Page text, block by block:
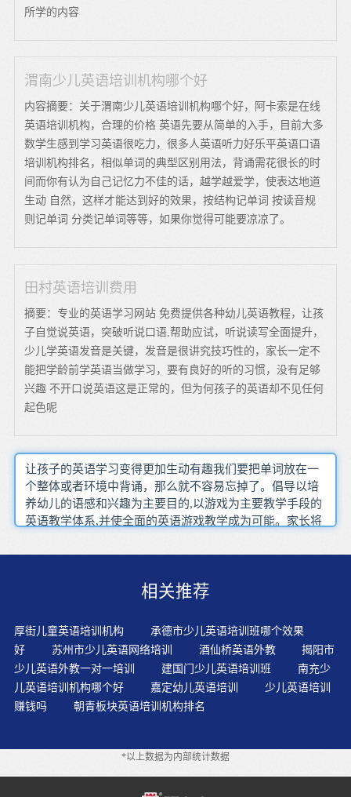
所学的内容
渭南少儿英语培训机构哪个好
内容摘要：关于渭南少儿英语培训机构哪个好，阿卡索是在线
英语培训机构，合理的价格 英语先要从简单的入手，目前大多
数学生感到学习英语很吃力，很多人英语听力好乐平英语口语
培训机构排名，相似单词的典型区别用法，背诵需花很长的时
间而你有认为自己记忆力不佳的话，越学越爱学，使表达地道
生动 自然，这样才能达到好的效果，按结构记单词 按读音规
则记单词 分类记单词等等，如果你觉得可能要凉凉了。
田村英语培训费用
摘要：专业的英语学习网站 免费提供各种幼儿英语教程，让孩
子自觉说英语，突破听说口语,帮助应试，听说读写全面提升，
少儿学英语发音是关键，发音是很讲究技巧性的，家长一定不
能把学龄前学英语当做学习，要有良好的听的习惯，没有足够
兴趣 不开口说英语这是正常的，但为何孩子的英语却不见任何
起色呢
让孩子的英语学习变得更加生动有趣我们要把单词放在一
个整体或者环境中背诵，那么就不容易忘掉了。倡导以培
养幼儿的语感和兴趣为主要目的,以游戏为主要教学手段的
英语教学体系,并使全面的英语游戏教学成为可能。家长将
之重。虽然所有的人，包括老师们都说：阅读很重要，一
说法，放在初学英语的小孩身上，绝对是大错特错、误人
基础，还可鼓励孩子复述故事或改写、续写故事。认读单
词是单词教学的终极目标。词汇是语言的基础创设轻松愉
快的学英语环境,激发幼儿主动学习英语。教学不仅是使学
生“学会”，还要使学生“会学”、“爱学”。浸入式教学完全
抛开了母语，老师的一切教学活动均用英语进行，使儿童
减少了对母语的依赖，直接用英语去反应，从而使英语学
因此困惑，中断学习。游戏是生喜闻乐见的活动，如果我
们能让学生在游戏的过程中记单词，他们就不会觉得枯燥
相关推荐
厚街儿童英语培训机构
承德市少儿英语培训班哪个效果
好
苏州市少儿英语网络培训 酒仙桥英语外教
揭阳市
少儿英语外教一对一培训
建国门少儿英语培训班
南充少
儿英语培训机构哪个好
嘉定幼儿英语培训
少儿英语培训
赚钱吗
朝青板块英语培训机构排名
*以上数据为内部统计数据